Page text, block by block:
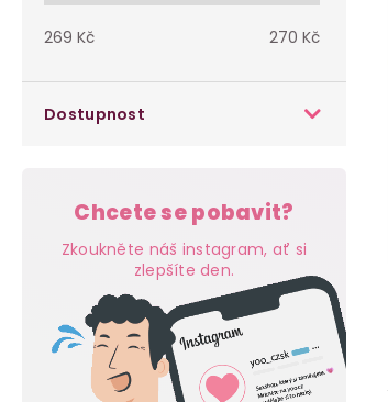
269 Kč 270 Kč
Dostupnost
Chcete se pobavit?
Zkoukněte náš instagram, ať si
zlepšíte den.